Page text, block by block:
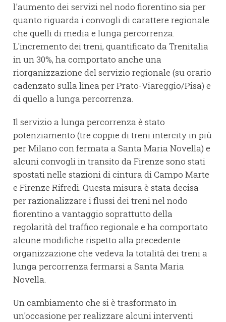
l'aumento dei servizi nel nodo fiorentino sia per
quanto riguarda i convogli di carattere regionale
che quelli di media e lunga percorrenza.
L'incremento dei treni, quantificato da Trenitalia
in un 30%, ha comportato anche una
riorganizzazione del servizio regionale (su orario
cadenzato sulla linea per Prato-Viareggio/Pisa) e
di quello a lunga percorrenza.
Il servizio a lunga percorrenza è stato
potenziamento (tre coppie di treni intercity in più
per Milano con fermata a Santa Maria Novella) e
alcuni convogli in transito da Firenze sono stati
spostati nelle stazioni di cintura di Campo Marte
e Firenze Rifredi. Questa misura è stata decisa
per razionalizzare i flussi dei treni nel nodo
fiorentino a vantaggio soprattutto della
regolarità del traffico regionale e ha comportato
alcune modifiche rispetto alla precedente
organizzazione che vedeva la totalità dei treni a
lunga percorrenza fermarsi a Santa Maria
Novella.
Un cambiamento che si è trasformato in
un'occasione per realizzare alcuni interventi